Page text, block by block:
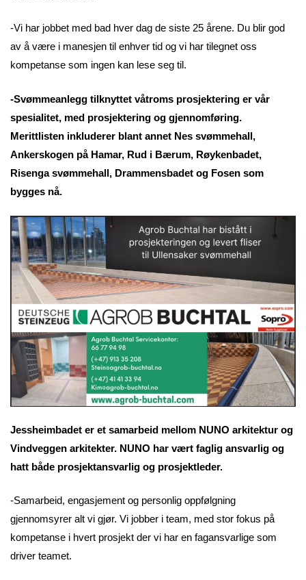
-Vi har jobbet med bad hver dag de siste 25 årene. Du blir god
av å være i manesjen til enhver tid og vi har tilegnet oss
kompetanse som ingen kan lese seg til.
-Svømmeanlegg tilknyttet våtroms prosjektering er vår
spesialitet, med prosjektering og gjennomføring.
Merittlisten inkluderer blant annet Nes svømmehall,
Ankerskogen på Hamar, Rud i Bærum, Røykenbadet,
Risenga svømmehall, Drammensbadet og Fosen som
bygges nå.
Jessheimbadet er et samarbeid mellom NUNO arkitektur og
Vindveggen arkitekter. NUNO har vært faglig ansvarlig og
hatt både prosjektansvarlig og prosjektleder.
-Samarbeid, engasjement og personlig oppfølgning
gjennomsyrer alt vi gjør. Vi jobber i team, med stor fokus på
kompetanse i hvert prosjekt der vi har en fagansvarlige som
driver teamet.